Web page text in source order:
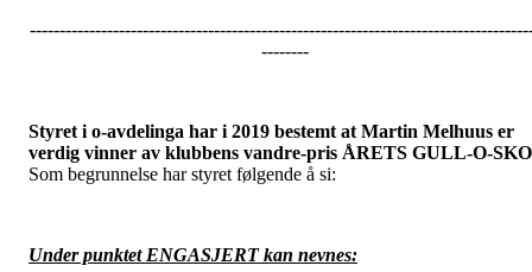
--------
Styret i o-avdelinga har i 2019 bestemt at Martin Melhuus er
verdig vinner av klubbens vandre-pris ÅRETS GULL-O-
Som begrunnelse har styret følgende å si:
Under punktet ENGASJERT kan nevnes: